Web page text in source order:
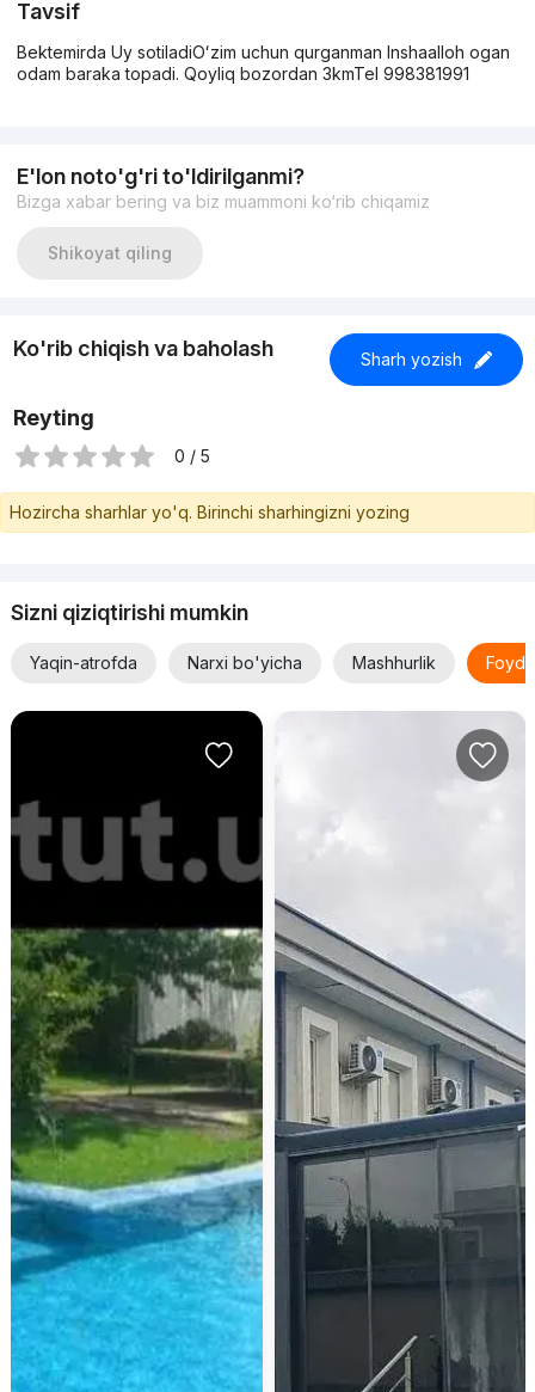
Tavsif
Bektemirda Uy sotiladiOʻzim uchun qurganman Inshaalloh ogan
odam baraka topadi. Qoyliq bozordan 3kmTel 998381991
E'lon noto'g'ri to'ldirilganmi?
Bizga xabar bering va biz muammoni ko‘rib chiqamiz
Shikoyat qiling
Ko'rib chiqish va baholash Sharh yozish
Reyting
0 / 5
Hozircha sharhlar yo'q. Birinchi sharhingizni yozing
Sizni qiziqtirishi mumkin
Yaqin-atrofda Narxi bo'yicha Mashhurlik